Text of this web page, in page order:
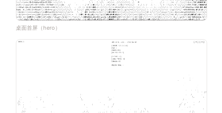
桌面首屏（hero）